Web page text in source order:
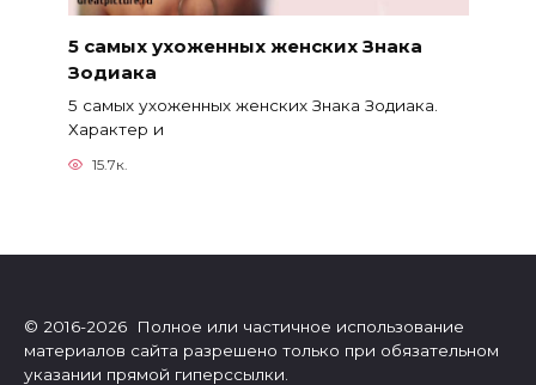
5 самых ухоженных женских Знака
Зодиака
5 самых ухоженных женских Знака Зодиака.
Характер и
15.7к.
© 2016-2026 Полное или частичное использование
материалов сайта разрешено только при обязательном
указании прямой гиперссылки.